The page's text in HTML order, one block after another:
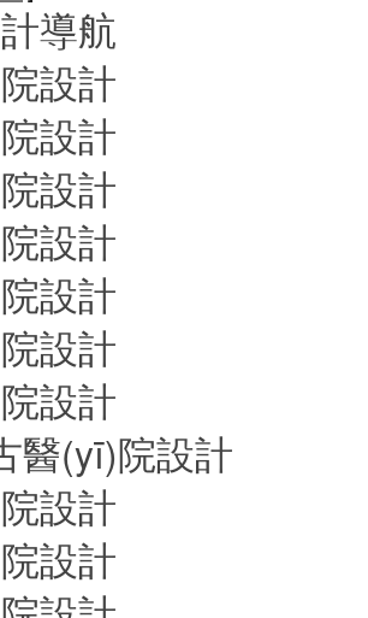
導航
設計
設計
設計
設計
設計
設計
設計
醫(yī)院設計
設計
設計